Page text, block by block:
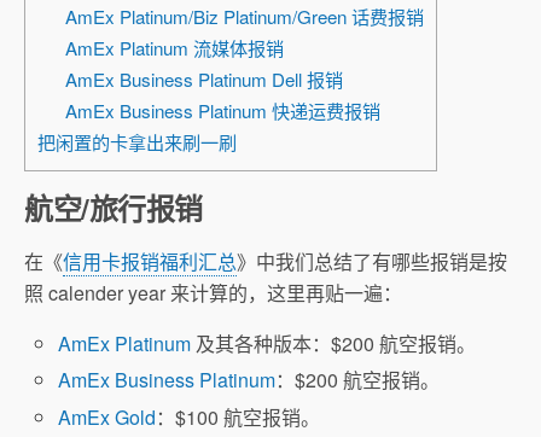
AmEx Platinum/Biz Platinum/Green 话费报销
AmEx Platinum 流媒体报销
AmEx Business Platinum Dell 报销
AmEx Business Platinum 快递运费报销
把闲置的卡拿出来刷一刷
航空/旅行报销
在《信用卡报销福利汇总》中我们总结了有哪些报销是按
照 calender year 来计算的，这里再贴一遍：
AmEx Platinum 及其各种版本：$200 航空报销。
AmEx Business Platinum：$200 航空报销。
AmEx Gold：$100 航空报销。